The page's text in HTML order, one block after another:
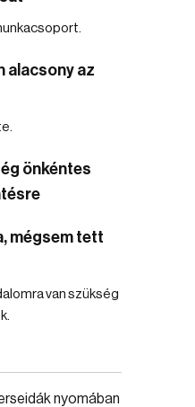
alacsony az
önkéntes
mégsem tett
van szükség